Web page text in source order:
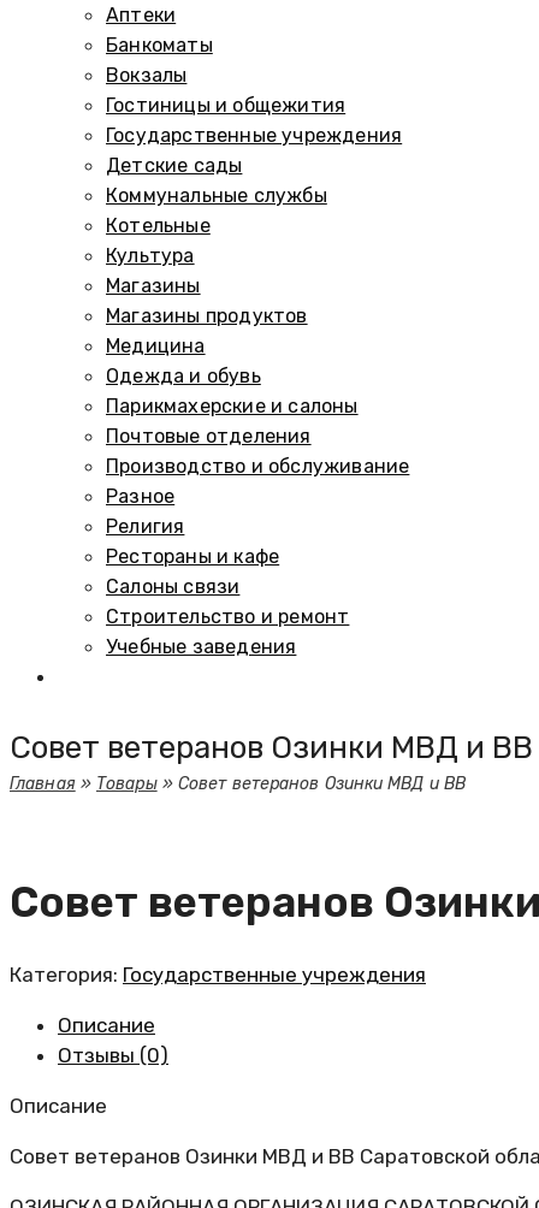
Аптеки
Банкоматы
Вокзалы
Гостиницы и общежития
Государственные учреждения
Детские сады
Коммунальные службы
Котельные
Культура
Магазины
Магазины продуктов
Медицина
Одежда и обувь
Парикмахерские и салоны
Почтовые отделения
Производство и обслуживание
Разное
Религия
Рестораны и кафе
Салоны связи
Строительство и ремонт
Учебные заведения
Совет ветеранов Озинки МВД и ВВ
Главная» Товары» Совет ветеранов Озинки МВД и ВВ
Совет ветеранов
Категория: Государственные учреждения
Описание
Отзывы (0)
Описание
Совет ветеранов Озинки МВД и ВВ Саратовской